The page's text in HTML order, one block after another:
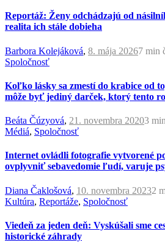
Reportáž: Ženy odchádzajú od
realita ich stále dobieha
Barbora Kolejáková, 8. mája 20267 min
Spoločnosť
Koľko lásky sa zmestí do krabice od
môže byť jediný darček, ktorý tento
Beáta Čúzyová, 21. novembra 20203 min
Médiá, Spoločnosť
Internet ovládli fotografie vytvorené
ovplyvniť sebavedomie ľudí, varuje
Diana Čaklošová, 10. novembra 20232
Kultúra, Reportáže, Spoločnosť
Viedeň za jeden deň: Vyskúšali sme
historické záhrady